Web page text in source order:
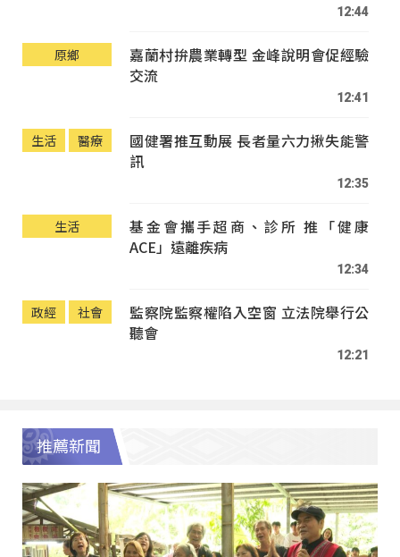
12:44
原鄉
嘉蘭村拚農業轉型 金峰說明會促經驗
交流
12:41
生活 醫療
國健署推互動展 長者量六力揪失能警
訊
12:35
生活
基金會攜手超商、診所 推「健康
ACE」遠離疾病
12:34
政經 社會
監察院監察權陷入空窗 立法院舉行公
聽會
12:21
推薦新聞